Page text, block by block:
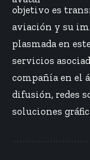
objetivo es
aviación y su
plasmada en
servicios
compañía en el
difusión, redes
soluciones